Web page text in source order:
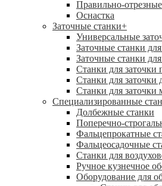
Правильно-отрезные
Оснастка
Заточные станки+
Универсальные
Заточные станки
Заточные станки
Станки для заточки
Станки для заточки
Станки для заточки
Специализированные
Долбежные станки
Поперечно-
Фальцепрокатные
Фальцеосадочные
Станки для
Ручное кузнечное
Оборудование для